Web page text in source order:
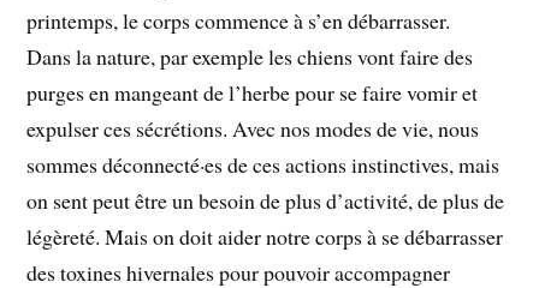
printemps, le corps commence à s’en débarrasser.
Dans la nature, par exemple les chiens vont faire des
purges en mangeant de l’herbe pour se faire vomir et
expulser ces sécrétions. Avec nos modes de vie, nous
sommes déconnecté·es de ces actions instinctives, mais
on sent peut être un besoin de plus d’activité, de plus de
légèreté. Mais on doit aider notre corps à se débarrasser
des toxines hivernales pour pouvoir accompagner